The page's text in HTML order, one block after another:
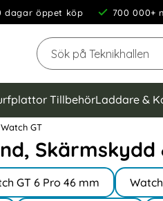
dagar öppet köp 700 000+
Sök
TillbehörLaddare &
Watch GT
GT 6 Pro 46 mm